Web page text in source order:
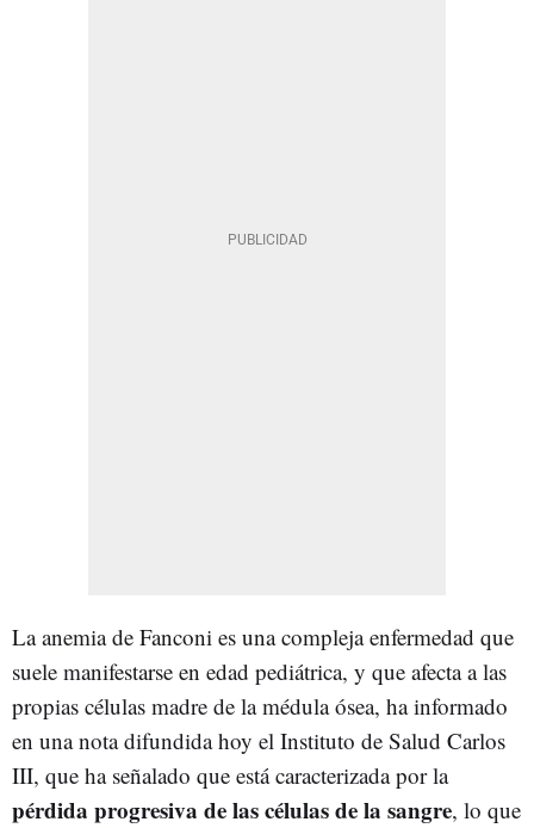
La anemia de Fanconi es una compleja enfermedad que
suele manifestarse en edad pediátrica, y que afecta a las
propias células madre de la médula ósea, ha informado
en una nota difundida hoy el Instituto de Salud Carlos
III, que ha señalado que está caracterizada por la
pérdida progresiva de las células de la sangre, lo que